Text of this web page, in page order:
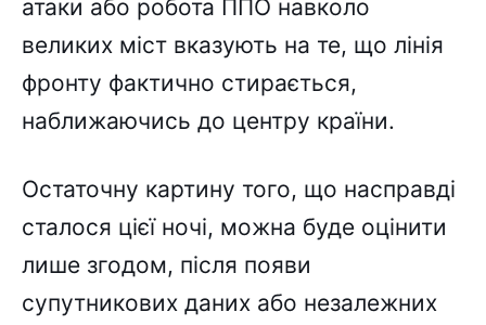
атаки або робота ППО навколо
великих міст вказують на те, що лінія
фронту фактично стирається,
наближаючись до центру країни.
Остаточну картину того, що насправді
сталося цієї ночі, можна буде оцінити
лише згодом, після появи
супутникових даних або незалежних